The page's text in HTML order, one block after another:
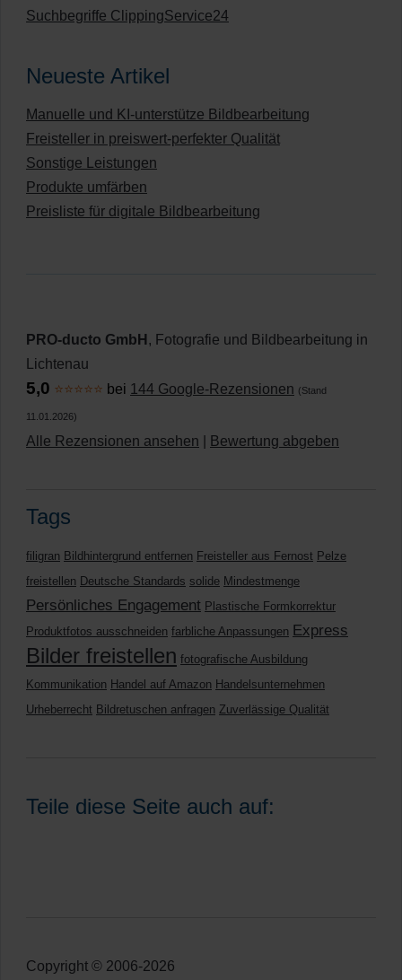
Suchbegriffe ClippingService24
Neueste Artikel
Manuelle und KI-unterstütze Bildbearbeitung
Freisteller in preiswert-perfekter Qualität
Sonstige Leistungen
Produkte umfärben
Preisliste für digitale Bildbearbeitung
PRO-ducto GmbH , Fotografie und Bildbearbeitung in
Lichtenau
5,0 ⭐⭐⭐⭐⭐ bei 144 Google-Rezensionen (Stand
11.01.2026)
Alle Rezensionen ansehen Bewertung abgeben
Tags
filigran Bildhintergrund entfernen Freisteller aus Fernost Pelze
freistellen Deutsche Standards solide Mindestmenge
Persönliches Engagement Plastische Formkorrektur
Produktfotos ausschneiden farbliche Anpassungen Express
Bilder freistellen fotografische Ausbildung
Kommunikation Handel auf Amazon Handelsunternehmen
Urheberrecht Bildretuschen anfragen Zuverlässige Qualität
Teile diese Seite auch auf:
Copyright © 2006-2026